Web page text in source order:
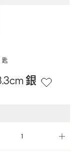
匙
銀